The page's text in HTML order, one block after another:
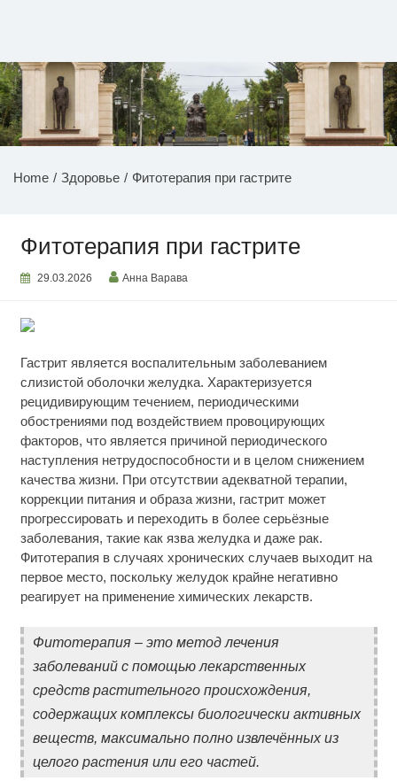
НОВОСТИ ПРИДНЕСТРОВЬЯ
Home Здоровье Фитотерапия при гастрите
Фитотерапия при гастрите
29.03.2026 Анна Варава
Гастрит является воспалительным заболеванием
слизистой оболочки желудка. Характеризуется
рецидивирующим течением, периодическими
обострениями под воздействием провоцирующих
факторов, что является причиной периодического
наступления нетрудоспособности и в целом снижением
качества жизни. При отсутствии адекватной терапии,
коррекции питания и образа жизни, гастрит может
прогрессировать и переходить в более серьёзные
заболевания, такие как язва желудка и даже рак.
Фитотерапия в случаях хронических случаев выходит на
первое место, поскольку желудок крайне негативно
реагирует на применение химических лекарств.
Фитотерапия – это метод лечения
заболеваний с помощью лекарственных
средств растительного происхождения,
содержащих комплексы биологически активных
веществ, максимально полно извлечённых из
целого растения или его частей.